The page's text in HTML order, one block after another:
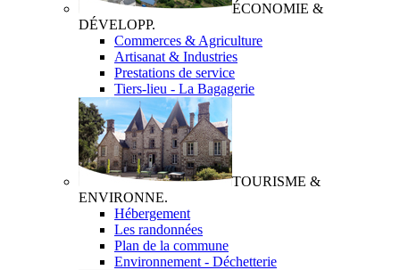
ÉCONOMIE &
DÉVELOPP.
Commerces & Agriculture
Artisanat & Industries
Prestations de service
Tiers-lieu - La Bagagerie
TOURISME &
ENVIRONNE.
Hébergement
Les randonnées
Plan de la commune
Environnement - Déchetterie